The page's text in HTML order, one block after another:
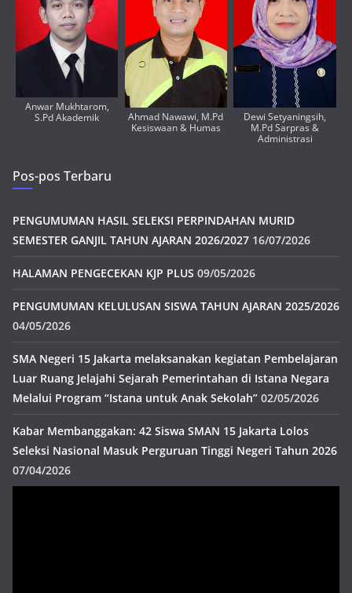
Anwar Mukhtarom,
S.Pd Akademik
Ahmad Nawawi, M.Pd
Kesiswaan & Humas
Dewi Setyaningsih,
M.Pd Sarpras &
Administrasi
Pos-pos Terbaru
PENGUMUMAN HASIL SELEKSI PERPINDAHAN MURID
SEMESTER GANJIL TAHUN AJARAN 2026/2027 16/07/2026
HALAMAN PENGECEKAN KJP PLUS 09/05/2026
PENGUMUMAN KELULUSAN SISWA TAHUN AJARAN 2025/2026
04/05/2026
SMA Negeri 15 Jakarta melaksanakan kegiatan Pembelajaran
Luar Ruang Jelajahi Sejarah Pemerintahan di Istana Negara
Melalui Program “Istana untuk Anak Sekolah” 02/05/2026
Kabar Membanggakan: 42 Siswa SMAN 15 Jakarta Lolos
Seleksi Nasional Masuk Perguruan Tinggi Negeri Tahun 2026
07/04/2026